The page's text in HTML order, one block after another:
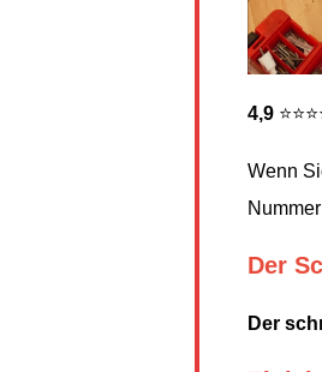
4,9
Wenn
Nummer
Der
Der